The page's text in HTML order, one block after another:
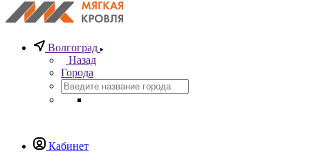
Волгоград
Назад
Города
Кабинет